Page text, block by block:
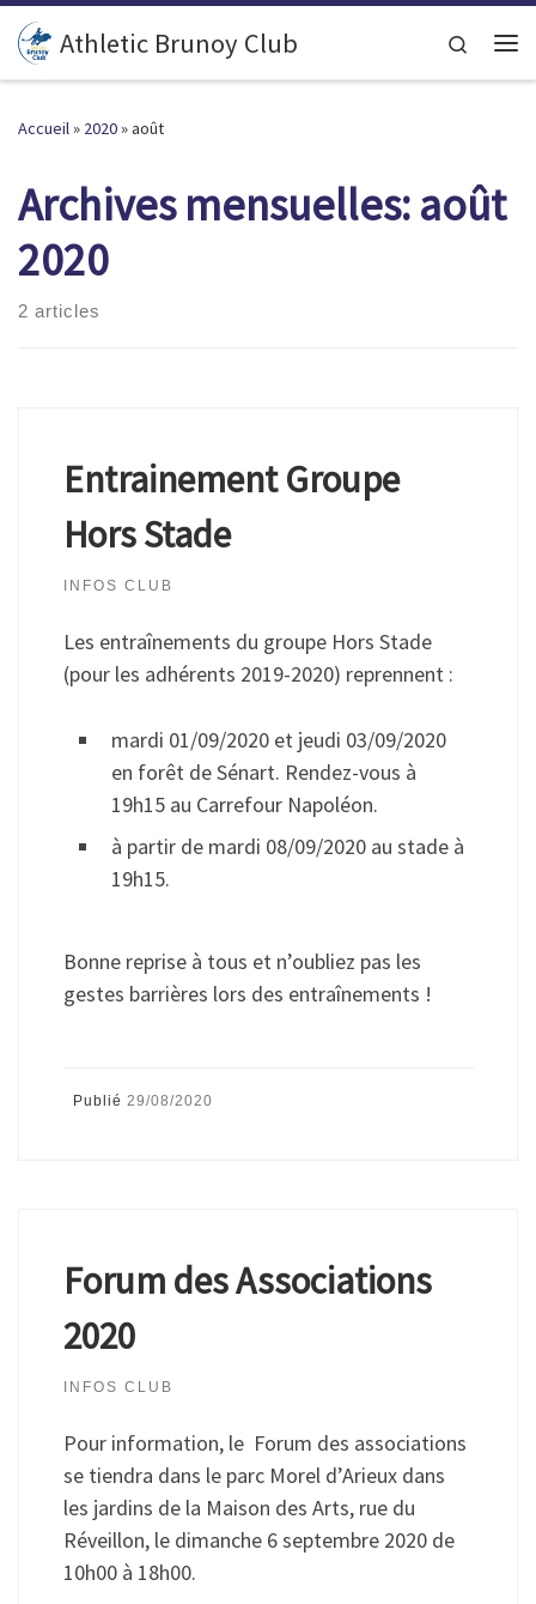
Passer au contenu
Athletic Brunoy Club Search
Accueil» 2020»août
Archives mensuelles:août
2020
2 articles
Entrainement Groupe
Hors Stade
INFOS CLUB
Les entraînements du groupe Hors Stade
(pour les adhérents 2019-2020) reprennent :
mardi 01/09/2020 et jeudi 03/09/2020
en forêt de Sénart. Rendez-vous à
19h15 au Carrefour Napoléon.
à partir de mardi 08/09/2020 au stade à
19h15.
Bonne reprise à tous et n’oubliez pas les
gestes barrières lors des entraînements !
Publié 29/08/2020
Forum des Associations
2020
INFOS CLUB
Pour information, le Forum des associations
se tiendra dans le parc Morel d’Arieux dans
les jardins de la Maison des Arts, rue du
Réveillon, le dimanche 6 septembre 2020 de
10h00 à 18h00.